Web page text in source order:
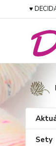
♥
Sety